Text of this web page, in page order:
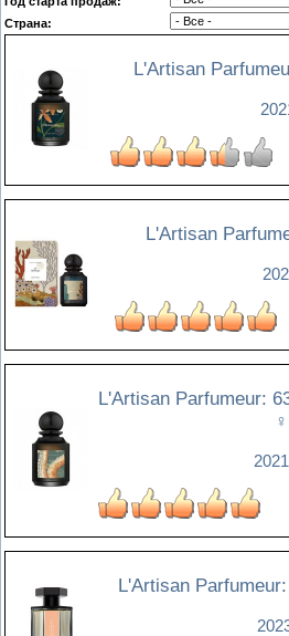
Страна:
L'Artisan
L'Artisan
L'Artisan Parfumeur:
L'Artisan